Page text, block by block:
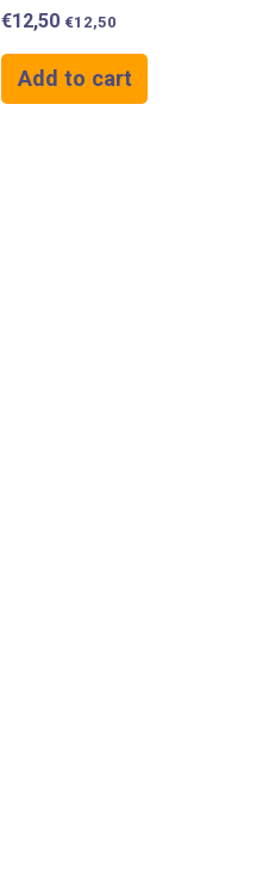
€12,50 €12,50
Add to cart